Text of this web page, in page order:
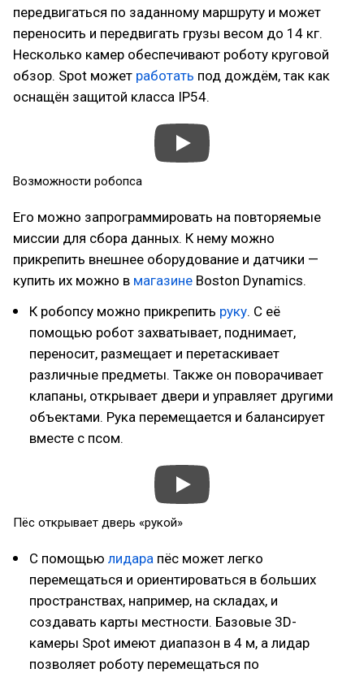
передвигаться по заданному маршруту и может
переносить и передвигать грузы весом до 14 кг.
Несколько камер обеспечивают роботу круговой
обзор. Spot может работать под дождём, так как
оснащён защитой класса IP54.
Возможности робопса
Его можно запрограммировать на повторяемые
миссии для сбора данных. К нему можно
прикрепить внешнее оборудование и датчики —
купить их можно в магазине Boston Dynamics.
К робопсу можно прикрепить руку. С её
помощью робот захватывает, поднимает,
переносит, размещает и перетаскивает
различные предметы. Также он поворачивает
клапаны, открывает двери и управляет другими
объектами. Рука перемещается и балансирует
вместе с псом.
Пёс открывает дверь «рукой»
С помощью лидара пёс может легко
перемещаться и ориентироваться в больших
пространствах, например, на складах, и
создавать карты местности. Базовые 3D-
камеры Spot имеют диапазон в 4 м, а лидар
позволяет роботу перемещаться по